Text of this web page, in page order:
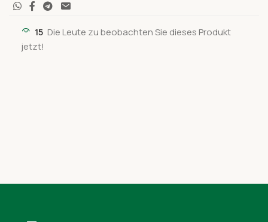
15 Die Leute zu beobachten Sie dieses Produkt
jetzt!